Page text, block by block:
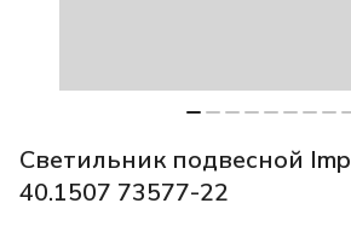
Светильник подвесной
40.1507 73577-22